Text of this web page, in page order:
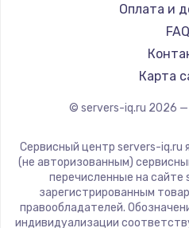
Замена
1290
Замена
Замена
1500
Оплата и
FAQ
Карта
© servers-iq.ru 2026 —
Сервисный центр servers-iq.ru
(не авторизованным)
перечисленные на сайте
зарегистрированным
правообладателей.
индивидуализации